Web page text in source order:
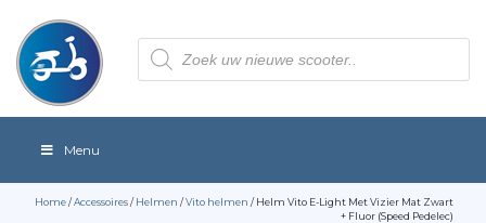
Producten
zoeken
Menu
Home/Accessoires/Helmen /Vito helmen / Helm Vito E-Light Met Vizier Mat Zwart
+ Fluor (Speed Pedelec)